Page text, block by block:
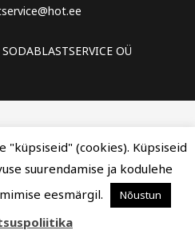
OÜ
"küpsiseid" (cookies). Küpsiseid
suurendamise ja kodulehe
eesmärgil.
Nõustun